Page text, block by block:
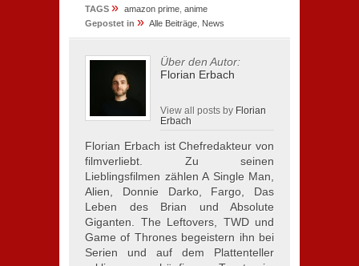
TAGS » amazon prime anime
Gepostet in » Alle Beiträge News
Über den Autor:
Florian Erbach
View all posts by Florian
Erbach
Florian Erbach ist Chefredakteur von
filmverliebt. Zu seinen
Lieblingsfilmen zählen A Single Man,
Alien, Donnie Darko, Fargo, Das
Leben des Brian und Absolute
Giganten. The Leftovers, TWD und
Game of Thrones begeistern ihn bei
Serien und auf dem Plattenteller